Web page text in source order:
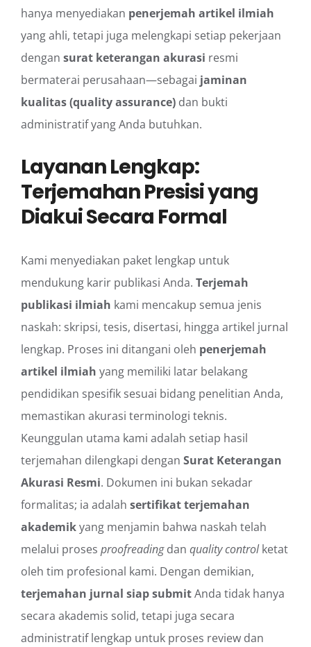
hanya menyediakan penerjemah artikel ilmiah
yang ahli, tetapi juga melengkapi setiap pekerjaan
dengan surat keterangan akurasi resmi
bermaterai perusahaan—sebagai jaminan
kualitas (quality assurance) dan bukti
administratif yang Anda butuhkan.
Layanan Lengkap:
Terjemahan Presisi yang
Diakui Secara Formal
Kami menyediakan paket lengkap untuk
mendukung karir publikasi Anda. Terjemah
publikasi ilmiah kami mencakup semua jenis
naskah: skripsi, tesis, disertasi, hingga artikel jurnal
lengkap. Proses ini ditangani oleh penerjemah
artikel ilmiah yang memiliki latar belakang
pendidikan spesifik sesuai bidang penelitian Anda,
memastikan akurasi terminologi teknis.
Keunggulan utama kami adalah setiap hasil
terjemahan dilengkapi dengan Surat Keterangan
Akurasi Resmi. Dokumen ini bukan sekadar
formalitas; ia adalah sertifikat terjemahan
akademikyang menjamin bahwa naskah telah
melalui proses proofreadingdan quality controlketat
oleh tim profesional kami. Dengan demikian,
terjemahan jurnal siap submitAnda tidak hanya
secara akademis solid, tetapi juga secara
administratif lengkap untuk proses review dan